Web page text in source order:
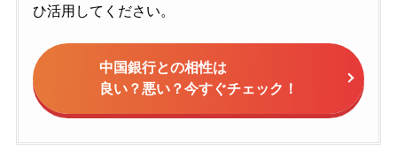
ひ活用してください。
中国銀行との相性は
良い？悪い？今すぐチェック！